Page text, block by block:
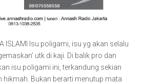
ISLAMI Isu poligami, isu yg akan selalu
utk di kaji. Di balik pro dan
isu poligami ini, terkandung sekian
hikmah. Bukan berarti menutup mata